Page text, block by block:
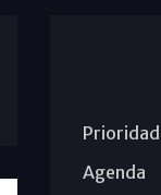
Agenda